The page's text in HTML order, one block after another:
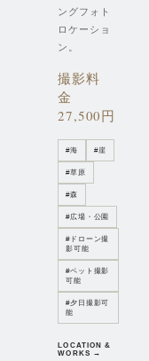
ングフォト
ロケーショ
ン。
撮影料
金
27,500円
#海 #崖
#草原
#森
# 広場・公園
# ドローン撮
影可能
#ペット撮影
可能
#夕日撮影可
能
LOCATION &
WORKS →